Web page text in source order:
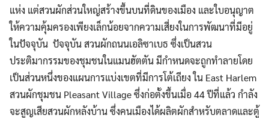
แห่ง แต่สวนผักส่วนใหญ่สร้างขึ้นบนที่ดินของเมือง และใบอนุญาต
ให้ความคุ้มครองเพียงเล็กน้อยจากความเสี่ยงในการพัฒนาที่มีอยู่
ในปัจจุบัน ปัจจุบัน สวนผักถนนเอลิซาเบธ ซึ่งเป็นสวน
ประติมากรรมของชุมชนในแมนฮัตตัน มีกำหนดจะถูกทำลายโดย
เป็นส่วนหนึ่งของแผนการแบ่งเขตที่มีการโต้เถียง ใน East Harlem
สวนผักชุมชน Pleasant Village ซึ่งก่อตั้งขึ้นเมื่อ 44 ปีที่แล้ว กำลัง
จะสูญเสียสวนผักหลังบ้าน ซึ่งคนเมืองได้ผลิตผักสำหรับตลาดและตู้